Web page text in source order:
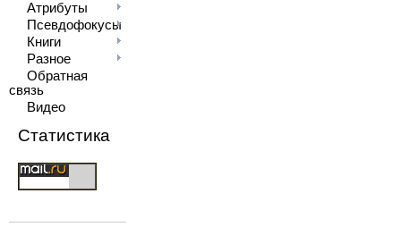
Атрибуты
Псевдофокусы
Книги
Разное
Обратная
связь
Видео
Статистика